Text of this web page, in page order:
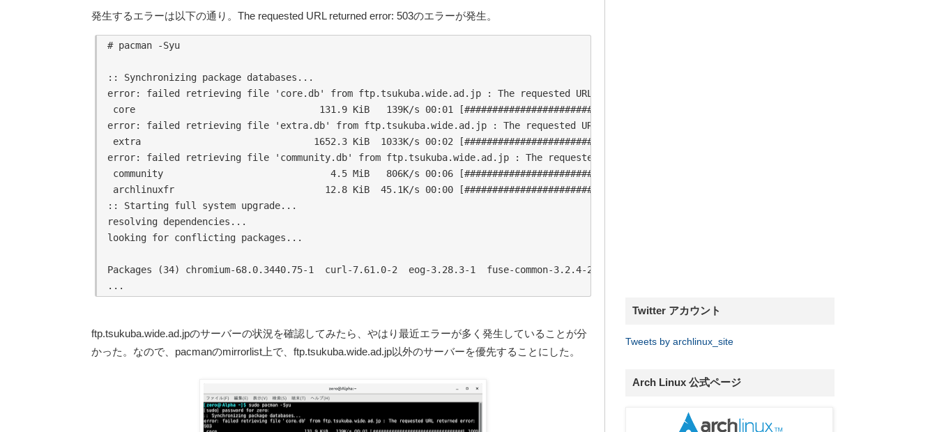
発生するエラーは以下の通り。The requested URL returned error: 503のエラーが発生。
# pacman -Syu
:: Synchronizing package databases...
error: failed retrieving file 'core.db' from ftp.tsukuba.wide.ad.jp : The requested URL returned error: 503
core                                 131.9 KiB   139K/s 00:01 [##################################] 100%
error: failed retrieving file 'extra.db' from ftp.tsukuba.wide.ad.jp : The requested URL returned error: 503
extra                               1652.3 KiB  1033K/s 00:02 [##################################] 100%
error: failed retrieving file 'community.db' from ftp.tsukuba.wide.ad.jp : The requested URL returned error: 503
community                              4.5 MiB   806K/s 00:06 [##################################] 100%
archlinuxfr                           12.8 KiB  45.1K/s 00:00 [##################################] 100%
:: Starting full system upgrade...
resolving dependencies...
looking for conflicting packages...
Packages (34) chromium-68.0.3440.75-1  curl-7.61.0-2  eog-3.28.3-1  fuse-common-3.2.4-2  grilo-0.3.6-1
ftp.tsukuba.wide.ad.jpのサーバーの状況を確認してみたら、やはり最近エラーが多く発生していることが分
かった。なので、pacmanのmirrorlist上で、ftp.tsukuba.wide.ad.jp以外のサーバーを優先することにした。
Twitter アカウント
Tweets by archlinux_site
Arch Linux 公式ページ